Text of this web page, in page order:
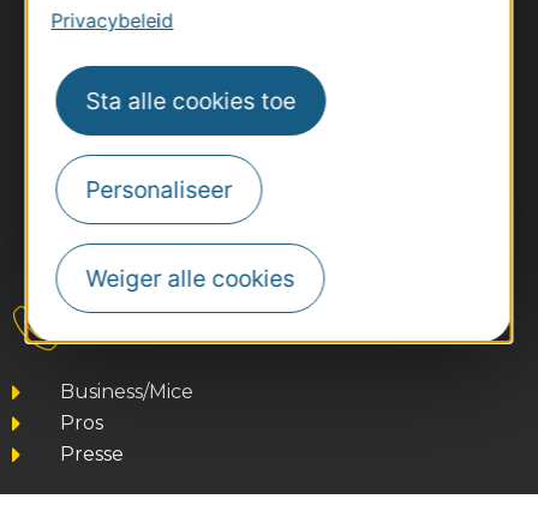
Privacybeleid
Sta alle cookies toe
Personaliseer
Weiger alle cookies
#VoyageOccitanie
Business/Mice
Pros
Presse